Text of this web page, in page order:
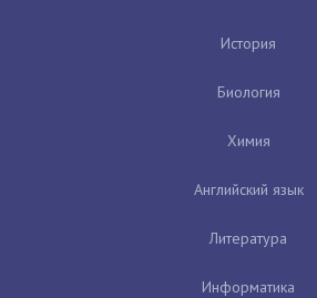
История
Биология
Химия
Английский язык
Литература
Информатика